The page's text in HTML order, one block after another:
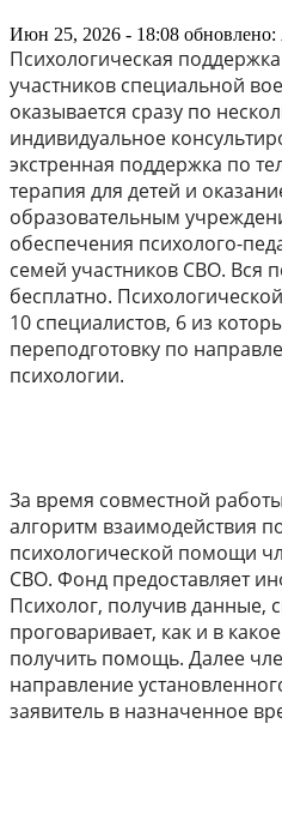
Июн 25, 2026 - 18:08 обновлено:
Психологическая
участников специальной
оказывается сразу по
индивидуальное
экстренная поддержка по
терапия для детей и
образовательным
обеспечения психолого-
семей участников СВО. Вся
бесплатно.
10 специалистов, 6 из
переподготовку по
психологии.
За время совместной
алгоритм взаимодействия
психологической помощи
СВО. Фонд предоставляет
Психолог, получив данные,
проговаривает, как и в
получить помощь. Далее
направление
заявитель в назначенное